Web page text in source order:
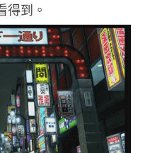
得到。